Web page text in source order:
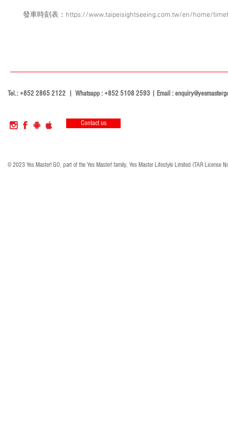
發車時刻表：https://www.taipeisightseeing.com.tw/en/home/
Tel.: +852 2865 2122 | Whatsapp : +852 5108 2593 | Email :
Contact us
© 2023 Yes Master! GO, part of the Yes Master! family, Yes Master Lifestyle Limited (TAR License